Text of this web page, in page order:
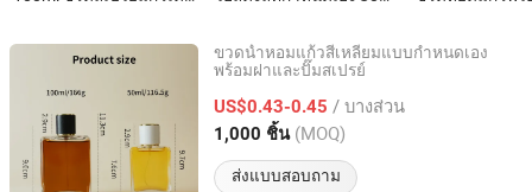
ระเหย บรรจุภัณฑ์เซรั่มดู
แลผิว พิมพ์ซิลค์สกรีน
ได้สำหรับน้ำมัน
ขวดน้ำหอมแก้วสี่เหลี่ยมแบบกำหนดเอง
พร้อมฝาและปั๊มสเปรย์
US$0.43-0.45 / บางส่วน
1,000 ชิ้น (MOQ)
ส่งแบบสอบถาม
Qingdao Huanxi Homeware Co., Ltd
Shandong, China อัตราจาก 2023